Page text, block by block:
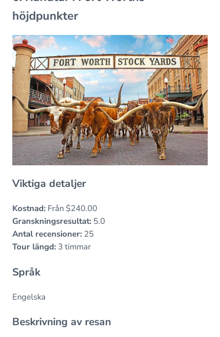
höjdpunkter
Viktiga detaljer
Kostnad:Från $240.00
Granskningsresultat:5.0
Antal recensioner:25
Tour längd:3 timmar
Språk
Engelska
Beskrivning av resan